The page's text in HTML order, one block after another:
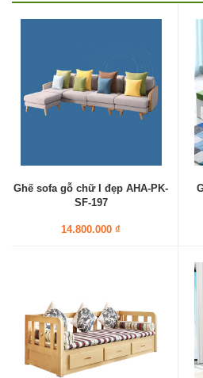
Ghế sofa gỗ chữ I đẹp AHA-PK-
SF-197
14.800.000 ₫